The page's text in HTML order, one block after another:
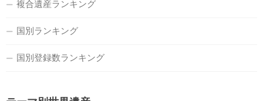
複合遺産ランキング
国別ランキング
国別登録数ランキング